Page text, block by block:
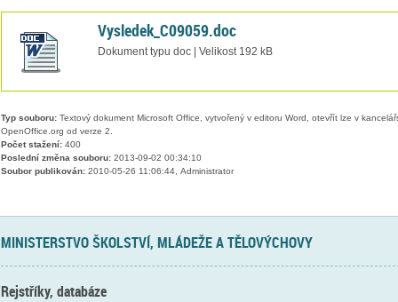
Vysledek_C09059.doc
Dokument typu doc | Velikost 192 kB
Typ souboru:Textový dokument Microsoft Office, vytvořený v editoru Word, otevřít lze v
OpenOffice.org od verze 2.
Počet stažení:400
Poslední změna souboru:2013-09-02 00:34:10
Soubor publikován:2010-05-26 11:06:44, Administrator
MINISTERSTVO ŠKOLSTVÍ, MLÁDEŽE A TĚLOVÝCHOVY
Rejstříky, databáze